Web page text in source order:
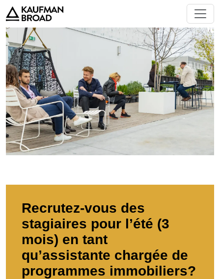
Recrutez-vous des
stagiaires pour l’été (3
mois) en tant
qu’assistante chargée de
programmes immobiliers?